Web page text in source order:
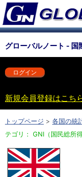
グローバルノート - 国
ログイン
新規会員登録はこち
トップページ > 各国の統
テゴリ： GNI（国民総所得